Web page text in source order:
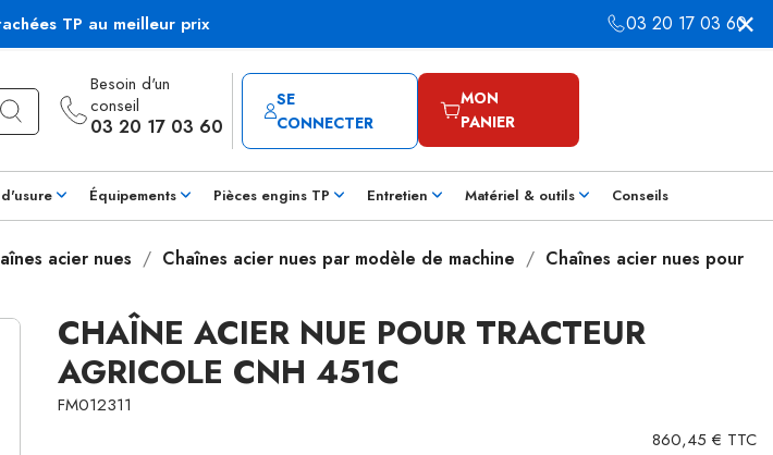
TP au meilleur prix 03 20 17 03 60
Besoin d'un
conseil
03 20 17 03 60
SE
CONNECTER
MON
PANIER
Équipements Pièces engins TP Entretien Matériel & outils Conseils
acier nues Chaînes acier nues par modèle de machine
Chaînes acier nues pour
CHAÎNE ACIER NUE POUR TRACTEUR
AGRICOLE CNH 451C
FM012311
860,45 € TTC